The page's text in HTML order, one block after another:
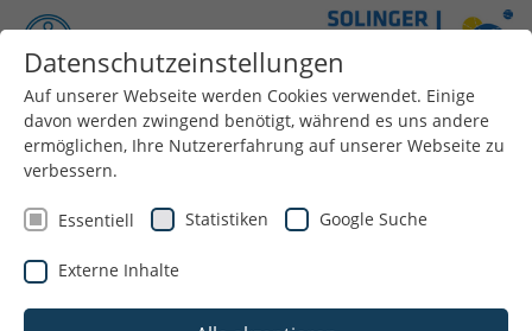
Menü
Unsere Prüfer*innen
Datenschutzeinstellungen
Auf unserer Webseite werden Cookies verwendet. Einige
davon werden zwingend benötigt, während es uns andere
ermöglichen, Ihre Nutzererfahrung auf unserer Webseite zu
verbessern.
Essentiell Statistiken Google Suche
Externe Inhalte